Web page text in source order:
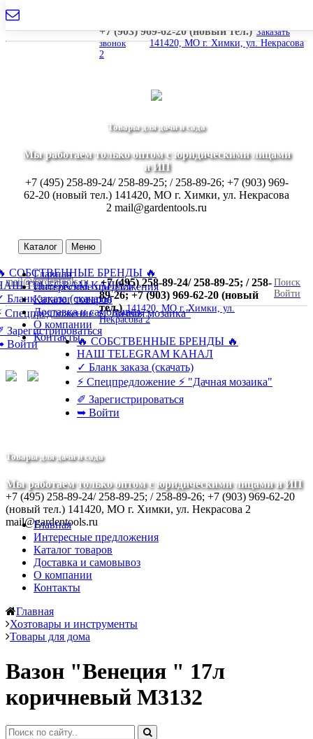
mail@gardentools.ru
+7 (903) 969-62-20 (новый тел.) Заказать
звонок
141420, МО г. Химки, ул. Некрасова
2
Товары для дачи и сада
Мы работаем только оптом с юридическими лицами
и ИП
+7 (495) 258-89-24/ 258-89-25; / 258-89-26; +7 (903) 969-
62-20 (новый тел.) 141420, МО г. Химки, ул. Некрасова
2 mail@gardentools.ru
Каталог Меню
СОБСТВЕННЫЕ БРЕНДЫ 🔥
TELEGRAM КАНАЛ
Бланк заказа (скачать)
Спецпредложение ⚡ "Дачная мозаика"
Зарегистрироваться
Войти
Главная
Интересные предложения
Каталог товаров
Доставка и самовывоз
О компании
Контакты
mail@gardentools.ru
+7 (495) 258-89-24/ 258-89-25; / 258-
89-26; +7 (903) 969-62-20 (новый
тел.) 141420, МО г. Химки, ул.
Некрасова 2
Поиск
Войти
🔥 СОБСТВЕННЫЕ БРЕНДЫ 🔥
НАШ TELEGRAM КАНАЛ
✓ Бланк заказа (скачать)
⚡ Спецпредложение ⚡ "Дачная мозаика"
✐ Зарегистрироваться
➥ Войти
Товары для дачи и сада
Мы работаем только оптом с юридическими лицами и ИП
+7 (495) 258-89-24/ 258-89-25; / 258-89-26; +7 (903) 969-62-20
(новый тел.) 141420, МО г. Химки, ул. Некрасова 2
mail@gardentools.ru
Главная
Интересные предложения
Каталог товаров
Доставка и самовывоз
О компании
Контакты
Главная
Хозтовары и инструменты
Товары для дома
Вазон "Венеция " 17л
коричневый М3132